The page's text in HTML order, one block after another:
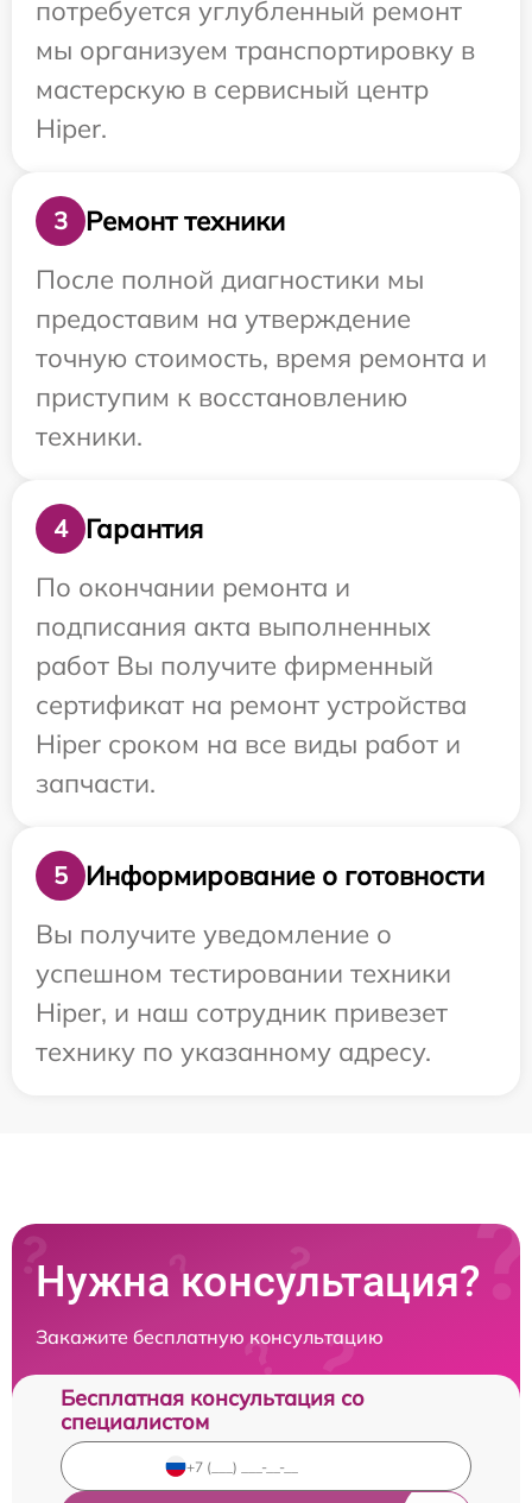
потребуется углубленный ремонт
мы организуем транспортировку в
мастерскую в сервисный центр
Hiper.
3
Ремонт техники
После полной диагностики мы
предоставим на утверждение
точную стоимость, время ремонта и
приступим к восстановлению
техники.
4
Гарантия
По окончании ремонта и
подписания акта выполненных
работ Вы получите фирменный
сертификат на ремонт устройства
Hiper сроком на все виды работ и
запчасти.
5
Информирование о готовности
Вы получите уведомление о
успешном тестировании техники
Hiper, и наш сотрудник привезет
технику по указанному адресу.
Нужна консультация?
Закажите бесплатную консультацию
Бесплатная консультация со
специалистом